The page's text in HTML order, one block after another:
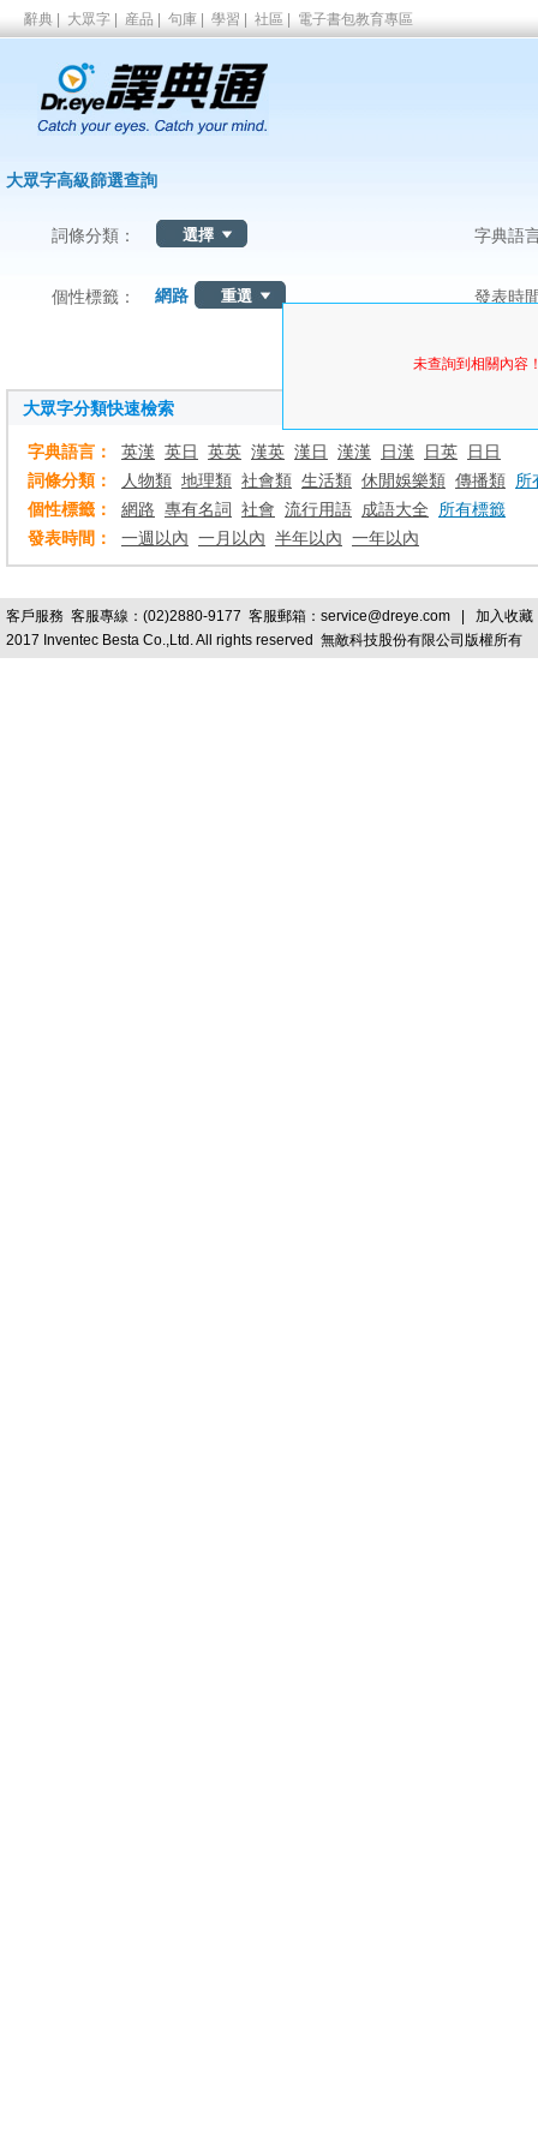
辭典 大眾字 産品 句庫 學習 社區 電子書包教育專區
未查詢到相關內容
大眾字高級篩選查詢
詞條分類： 字典語
個性標籤： 網路 發表時
大眾字分類快速檢索
字典語言： 英漢 英日 英英 漢英 漢日 漢漢 日漢 日英
日日
詞條分類：
人物類 地理類 社會類 生活類 休閒娛樂類 傳播類 所
個性標籤：
網路 專有名詞 社會 流行用語 成語大全
所有標籤
發表時間：
一週以內 一月以內 半年以內 一年以內
客戶服務 客服專線：(02)2880-9177 客服郵箱： service@dreye.com 加入收藏
2017 Inventec Besta Co.,Ltd. All rights reserved 無敵科技股份有限公司版權所有